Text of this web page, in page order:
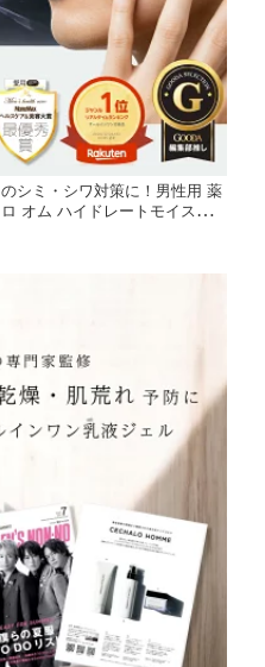
シミ・シワ対策に！男性用 薬
オム ハイドレートモイスチャ
ケア シワ シミ 美白 ニキビ跡